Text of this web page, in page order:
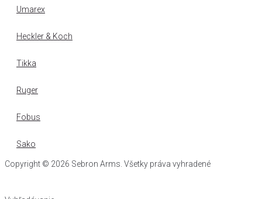
Umarex
Heckler & Koch
Tikka
Ruger
Fobus
Sako
Copyright © 2026 Sebron Arms. Všetky práva vyhradené